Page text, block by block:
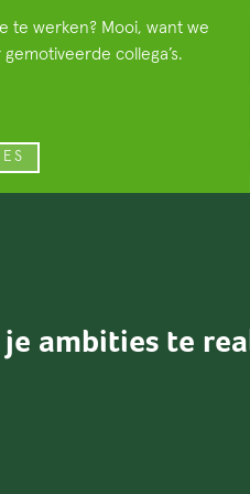
te werken? Mooi, want we
collega’s.
altijd wel